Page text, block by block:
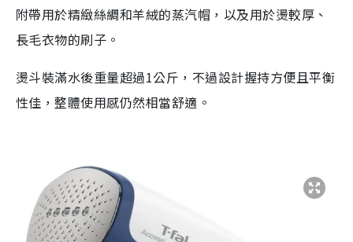
附帶用於精緻絲綢和羊絨的蒸汽帽，以及用於燙較厚、
長毛衣物的刷子。
燙斗裝滿水後重量超過1公斤，不過設計握持方便且平衡
性佳，整體使用感仍然相當舒適。